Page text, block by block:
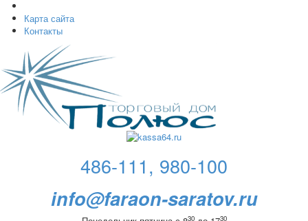
Карта сайта
Контакты
486-111, 980-100
info@faraon-saratov.ru
30 30